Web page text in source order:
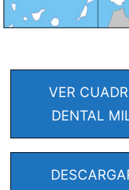
VER
DENTAL